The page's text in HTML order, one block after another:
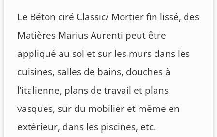
Le Béton ciré Classic/ Mortier fin lissé, des
Matières Marius Aurenti peut être
appliqué au sol et sur les murs dans les
cuisines, salles de bains, douches à
l’italienne, plans de travail et plans
vasques, sur du mobilier et même en
extérieur, dans les piscines, etc.